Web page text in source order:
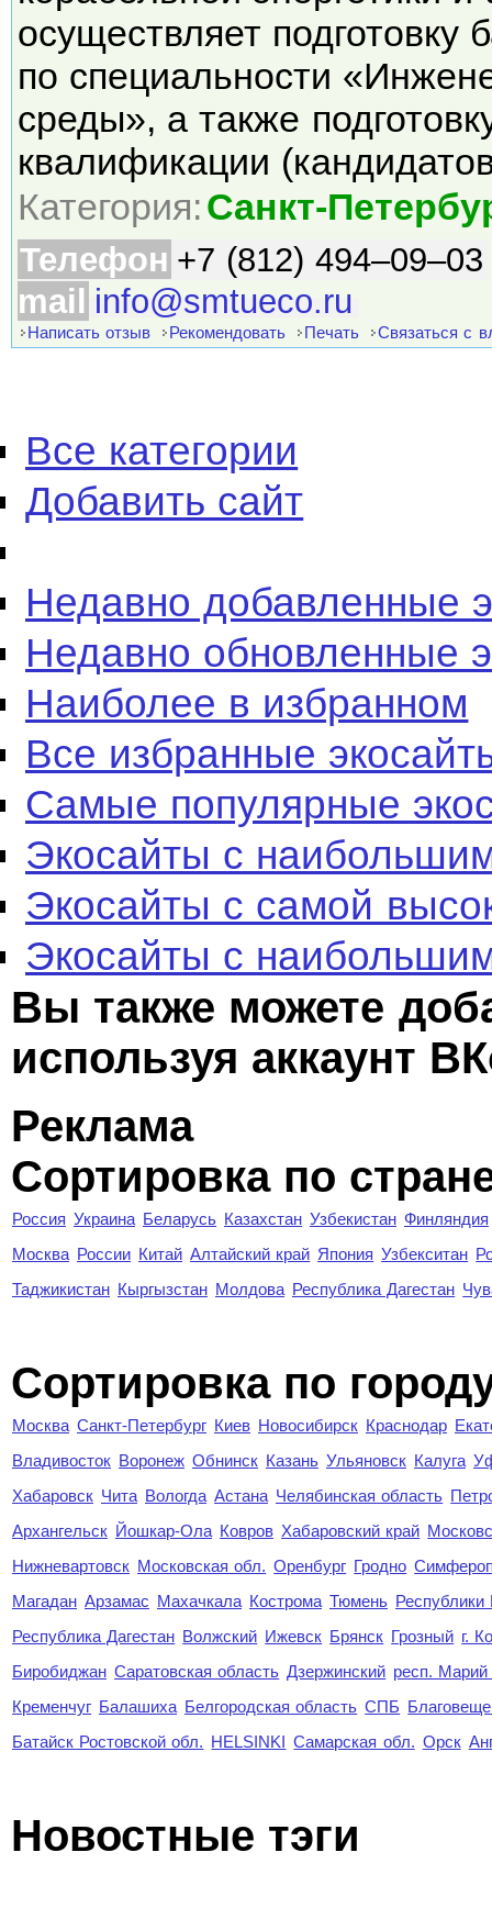
осуществляет подготовку
по специальности
среды», а также
квалификации
Категория:Санкт-
Телефон +7 (812) 494–09–03
mail info@smtueco.ru
Написать отзыв Рекомендовать Печать Связаться с
Все категории
Добавить сайт
Недавно добавленные
Недавно обновленные
Наиболее в избранном
Все избранные
Самые популярные
Экосайты с
Экосайты с самой
Экосайты с
Вы также можете
используя аккаунт
Реклама
Сортировка по
Россия Украина Беларусь Казахстан Узбекистан Финляндия
Москва России Китай Алтайский край Япония Узбекситан
Таджикистан Кыргызстан Молдова Республика Дагестан
Cортировка по
Москва Санкт-Петербург Киев Новосибирск Краснодар
Владивосток Воронеж Обнинск Казань Ульяновск Калуга
Хабаровск Чита Вологда Астана Челябинская область
Архангельск Йошкар-Ола Ковров Хабаровский край
Нижневартовск Московская обл. Оренбург Гродно
Магадан Арзамас Махачкала Кострома Тюмень Республики
Республика Дагестан Волжский Ижевск Брянск Грозный г.
Биробиджан Саратовская область Дзержинский респ.
Кременчуг Балашиха Белгородская область СПБ
Батайск Ростовской обл. HELSINKI Самарская обл. Орск
Новостные тэги